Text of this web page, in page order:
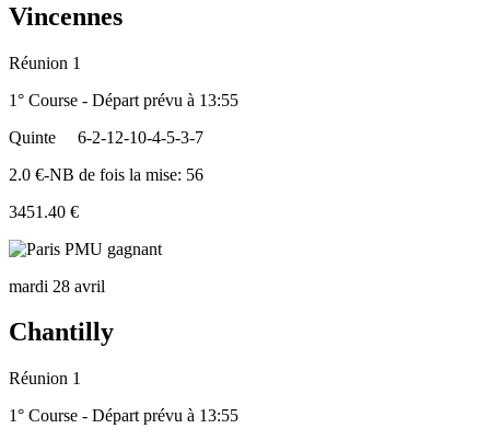
Vincennes
Réunion 1
1° Course - Départ prévu à 13:55
Quinte
6-2-12-10-4-5-3-7
2.0 €-NB de fois la mise: 56
3451.40 €
mardi 28 avril
Chantilly
Réunion 1
1° Course - Départ prévu à 13:55